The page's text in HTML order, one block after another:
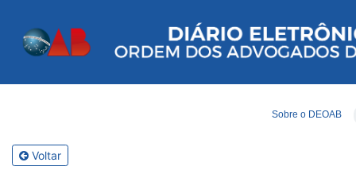
Sobre o DEOAB
Voltar